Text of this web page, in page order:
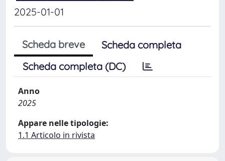
2025-01-01
Scheda breve
Scheda completa
Scheda completa (DC)
Anno
2025
Appare nelle tipologie:
1.1 Articolo in rivista